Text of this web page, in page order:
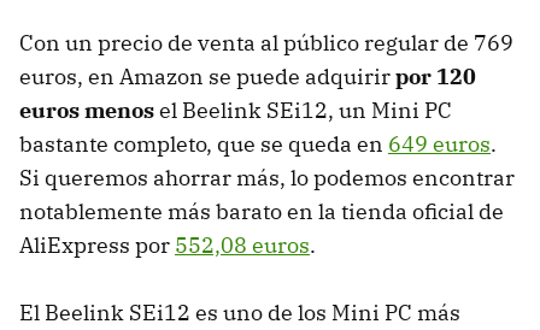
Con un precio de venta al público regular de 769
euros, en Amazon se puede adquirirpor 120
euros menosel Beelink SEi12, un Mini PC
bastante completo, que se queda en 649 euros.
Si queremos ahorrar más, lo podemos encontrar
notablemente más barato en la tienda oficial de
AliExpress por 552,08 euros.
El Beelink SEi12 es uno de los Mini PC más